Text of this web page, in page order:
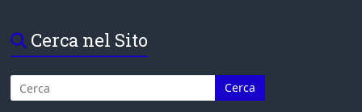
Cerca nel Sito